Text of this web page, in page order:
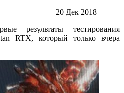
20 Дек 2018
результаты тестирования
RTX, который только вчера